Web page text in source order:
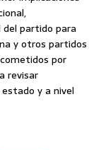
del partido para
y otros partidos
por
revisar
y a nivel